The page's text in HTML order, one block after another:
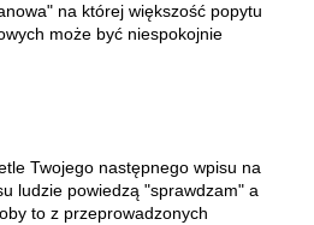
na której większość popytu
może być niespokojnie
Twojego następnego wpisu na
ludzie powiedzą "sprawdzam" a
to z przeprowadzonych